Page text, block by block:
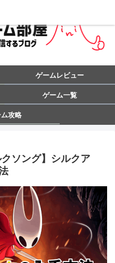
ゲームレビュー
ゲーム一覧
攻略
クソング】シルクア